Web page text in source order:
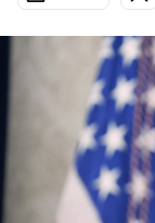
Economia
Sport
PODCAST
NEWSLETTER